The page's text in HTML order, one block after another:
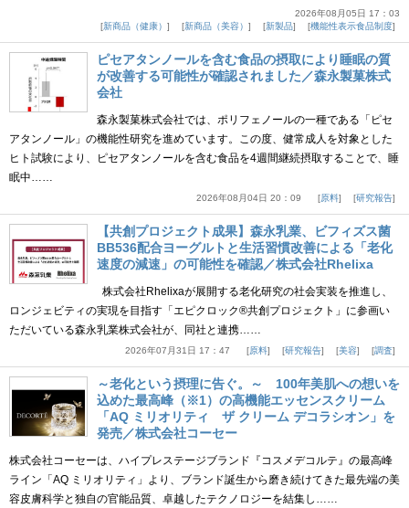
2026年08月05日 17：03
新商品（健康）
新商品（美容） 新製品 機能性表示食品制度
ピセアタンノールを含む食品の摂取により睡眠の質
が改善する可能性が確認されました／森永製菓株式
会社
森永製菓株式会社では、ポリフェノールの一種である「ピセ
アタンノール」の機能性研究を進めています。この度、健常成人を対象とした
ヒト試験により、ピセアタンノールを含む食品を4週間継続摂取することで、睡
眠中……
2026年08月04日 20：09 原料 研究報告
【共創プロジェクト成果】森永乳業、ビフィズス菌
BB536配合ヨーグルトと生活習慣改善による「老化
速度の減速」の可能性を確認／株式会社Rhelixa
株式会社Rhelixaが展開する老化研究の社会実装を推進し、
ロンジェビティの実現を目指す「エピクロック®共創プロジェクト」に参画い
ただいている森永乳業株式会社が、同社と連携……
2026年07月31日 17：47 原料 研究報告 美容 調査
～老化という摂理に告ぐ。～ 100年美肌への想いを
込めた最高峰（※1）の高機能エッセンスクリーム
「AQ ミリオリティ ザ クリーム デコラシオン」を
発売／株式会社コーセー
株式会社コーセーは、ハイプレステージブランド『コスメデコルテ』の最高峰
ライン「AQ ミリオリティ」より、ブランド誕生から磨き続けてきた最先端の美
容皮膚科学と独自の官能品質、卓越したテクノロジーを結集し……